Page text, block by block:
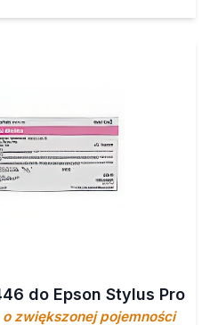
do Epson Stylus Pro
o zwiększonej pojemności